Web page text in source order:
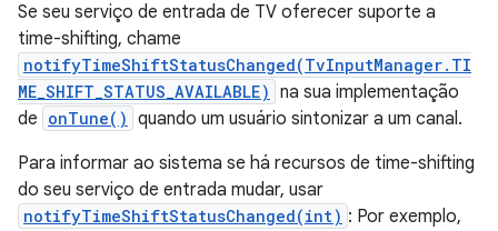
Se seu serviço de entrada de TV oferecer suporte a
time-shifting, chame
notifyTimeShiftStatusChanged(TvInputManager.TI
ME_SHIFT_STATUS_AVAILABLE) na sua implementação
de onTune() quando um usuário sintonizar a um canal.
Para informar ao sistema se há recursos de time-shifting
do seu serviço de entrada mudar, usar
notifyTimeShiftStatusChanged(int) : Por exemplo,